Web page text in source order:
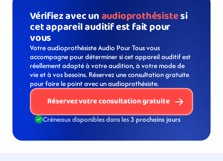
Vérifiez avec un audioprothésiste si
cet appareil auditif est fait pour
vous
Votre audioprothésiste Audio Pour Tous vous
accompagne pour déterminer si cet appareil auditif est
réellement adapté à votre audition, à votre mode de
vie et à vos besoins. Réservez une consultation gratuite
pour faire le point avec un audioprothésiste.
Réservez votre consultation gratuite
Créneaux disponibles dans les 3 prochains jours